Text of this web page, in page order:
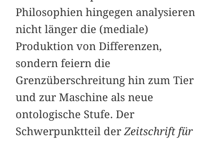
Philosophien hingegen analysieren
nicht länger die (mediale)
Produktion von Differenzen,
sondern feiern die
Grenzüberschreitung hin zum Tier
und zur Maschine als neue
ontologische Stufe. Der
Schwerpunktteil derZeitschrift für